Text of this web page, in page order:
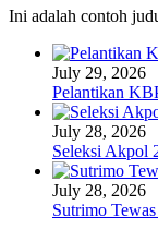
Ini adalah contoh
July 29, 2026
Pelantikan
July 28, 2026
Seleksi Akpol
July 28, 2026
Sutrimo